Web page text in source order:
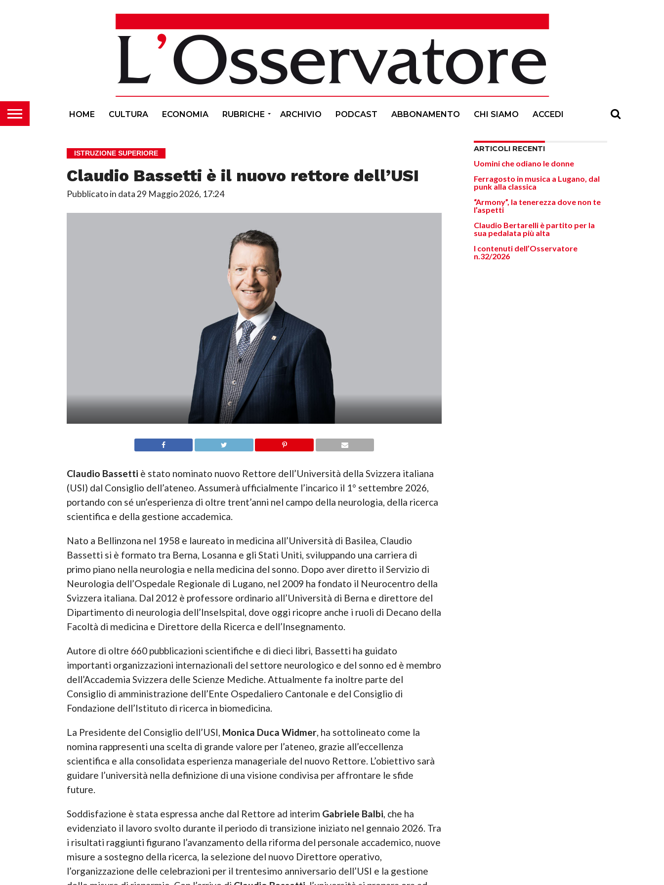
HOME CULTURA ECONOMIA RUBRICHE ARCHIVIO PODCAST ABBONAMENTO CHI SIAMO ACCEDI
ISTRUZIONE SUPERIORE
Claudio Bassetti è il nuovo rettore dell’USI
Pubblicato in data29 Maggio 2026, 17:24
Claudio Bassetti è stato nominato nuovo Rettore dell’Università della Svizzera italiana
(USI) dal Consiglio dell’ateneo. Assumerà ufficialmente l’incarico il 1° settembre 2026,
portando con sé un’esperienza di oltre trent’anni nel campo della neurologia, della ricerca
scientifica e della gestione accademica.
Nato a Bellinzona nel 1958 e laureato in medicina all’Università di Basilea, Claudio
Bassetti si è formato tra Berna, Losanna e gli Stati Uniti, sviluppando una carriera di
primo piano nella neurologia e nella medicina del sonno. Dopo aver diretto il Servizio di
Neurologia dell’Ospedale Regionale di Lugano, nel 2009 ha fondato il Neurocentro della
Svizzera italiana. Dal 2012 è professore ordinario all’Università di Berna e direttore del
Dipartimento di neurologia dell’Inselspital, dove oggi ricopre anche i ruoli di Decano della
Facoltà di medicina e Direttore della Ricerca e dell’Insegnamento.
Autore di oltre 660 pubblicazioni scientifiche e di dieci libri, Bassetti ha guidato
importanti organizzazioni internazionali del settore neurologico e del sonno ed è membro
dell’Accademia Svizzera delle Scienze Mediche. Attualmente fa inoltre parte del
Consiglio di amministrazione dell’Ente Ospedaliero Cantonale e del Consiglio di
Fondazione dell’Istituto di ricerca in biomedicina.
La Presidente del Consiglio dell’USI, Monica Duca Widmer, ha sottolineato come la
nomina rappresenti una scelta di grande valore per l’ateneo, grazie all’eccellenza
scientifica e alla consolidata esperienza manageriale del nuovo Rettore. L’obiettivo sarà
guidare l’università nella definizione di una visione condivisa per affrontare le sfide
future.
Soddisfazione è stata espressa anche dal Rettore ad interim Gabriele Balbi, che ha
evidenziato il lavoro svolto durante il periodo di transizione iniziato nel gennaio 2026. Tra
i risultati raggiunti figurano l’avanzamento della riforma del personale accademico, nuove
misure a sostegno della ricerca, la selezione del nuovo Direttore operativo,
l’organizzazione delle celebrazioni per il trentesimo anniversario dell’USI e la gestione
ARTICOLI RECENTI
Uomini che odiano le donne
Ferragosto in musica a Lugano, dal
punk alla classica
“Armony”, la tenerezza dove non te
l’aspetti
Claudio Bertarelli è partito per la
sua pedalata più alta
I contenuti dell’Osservatore
n.32/2026